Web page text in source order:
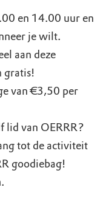
en 14.00 uur en
je wilt.
aan deze
gratis!
van €3,50 per
lid van OERRR?
tot de activiteit
goodiebag!